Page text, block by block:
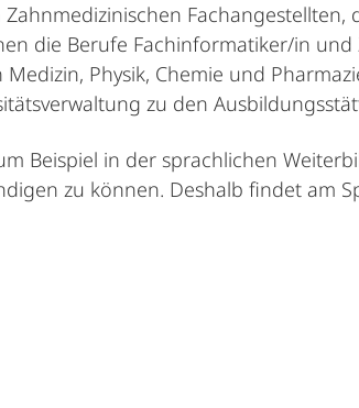
Fachangestellten,
die Berufe Fachinformatiker/in und
Physik, Chemie und
zu den
Beispiel in der sprachlichen
zu können. Deshalb findet am